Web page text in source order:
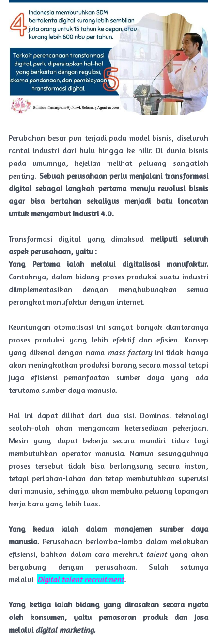
Perubahan besar pun terjadi pada model bisnis, diseluruh
rantai industri dari hulu hingga ke hilir. Di dunia bisnis
pada umumnya, kejelian melihat peluang sangatlah
penting. Sebuah perusahaan perlu menjalani transformasi
digital sebagai langkah pertama menuju revolusi bisnis
agar bisa bertahan sekaligus menjadi batu loncatan
untuk menyambut Industri 4.0.
Transformasi digital yang dimaksud meliputi seluruh
aspek perusahaan, yaitu :
Yang Pertama ialah melalui digitalisasi manufaktur.
Contohnya, dalam bidang proses produksi suatu industri
diimplementasikan dengan menghubungkan semua
perangkat manufaktur dengan internet.
Keuntungan otomatisasi ini sangat banyak diantaranya
proses produksi yang lebih efektif dan efisien. Konsep
yang dikenal dengan nama mass factory ini tidak hanya
akan meningkatkan produksi barang secara massal tetapi
juga efisiensi pemanfaatan sumber daya yang ada
terutama sumber daya manusia.
Hal ini dapat dilihat dari dua sisi. Dominasi teknologi
seolah-olah akan mengancam ketersediaan pekerjaan.
Mesin yang dapat bekerja secara mandiri tidak lagi
membutuhkan operator manusia. Namun sesungguhnya
proses tersebut tidak bisa berlangsung secara instan,
tetapi perlahan-lahan dan tetap membutuhkan supervisi
dari manusia, sehingga akan membuka peluang lapangan
kerja baru yang lebih luas.
Yang kedua ialah dalam manajemen sumber daya
manusia. Perusahaan berlomba-lomba dalam melakukan
efisiensi, bahkan dalam cara merekrut talent yang akan
bergabung dengan perusahaan. Salah satunya
melalui Digital talent recruitment.
Yang ketiga ialah bidang yang dirasakan secara nyata
oleh konsumen, yaitu pemasaran produk dan jasa
melalui digital marketing.